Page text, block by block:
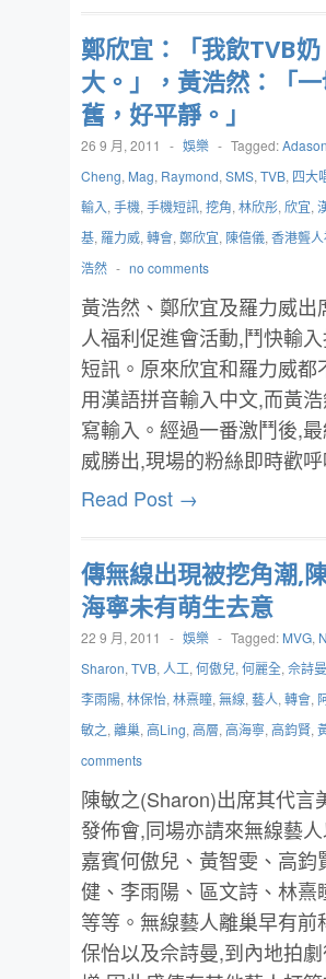
鄭欣宜：「我飲TVB奶
大。」，黃浩然：「
舊，好平靜。」
26 9 月, 2011 - 娛樂 - Tagged:
Cheng, Mag, Raymond, SMS, TVB, 四大
輸入, 手機, 手機短訊, 挖角, 林欣彤, 欣宜,
基, 羅力威, 轉會, 鄭欣宜, 陳僖儀, 香港聾
浩然 - no comments
黃浩然、鄭欣宜及羅力威出
人福利促進會活動,鬥快輸
短訊。原來欣宜和羅力威都
用漢語拼音輸入中文,而黃
寫輸入。經過一番激鬥後,
威勝出,現場的粉絲即時歡呼
Read Post →
傳無線出現被挖角潮,
海寧未有萌生去意
22 9 月, 2011 - 娛樂 - Tagged: MVG,
Sharon, TVB, 人工, 何傲兒, 何麗全, 佘詩曼
李雨陽, 林保怡, 林熹瞳, 無線, 藝人, 轉會,
敏之, 離巢, 高Ling, 高層, 高海寧, 高鈞賢,
comments
陳敏之(Sharon)出席其代言
發佈會,同場亦請來無線藝
嘉賓何傲兒、黃智雯、高鈞
健、李雨陽、區文詩、林熹
等等。無線藝人離巢早有前
保怡以及佘詩曼,到內地拍